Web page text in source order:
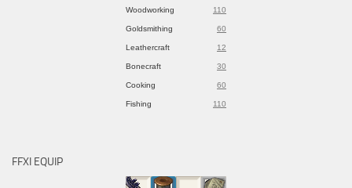
Woodworking 110
Goldsmithing 60
Leathercraft 12
Bonecraft 30
Cooking 60
Fishing 110
FFXI EQUIP